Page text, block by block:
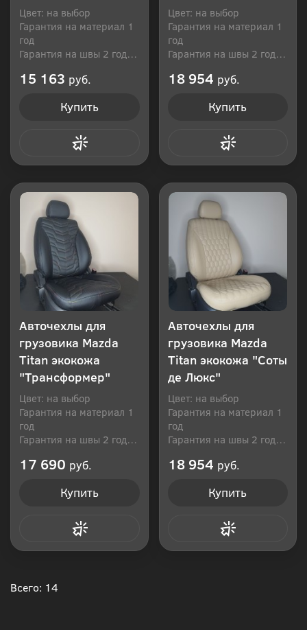
Цвет: на выбор
Гарантия на материал 1
год
Гарантия на швы 2 года
15 163 руб.
Купить
Цвет: на выбор
Гарантия на материал 1
год
Гарантия на швы 2 года
18 954 руб.
Купить
Авточехлы для
грузовика Mazda
Titan экокожа
"Трансформер"
Цвет: на выбор
Гарантия на материал 1
год
Гарантия на швы 2 года
17 690 руб.
Купить
Авточехлы для
грузовика Mazda
Titan экокожа "Соты
де Люкс"
Цвет: на выбор
Гарантия на материал 1
год
Гарантия на швы 2 года
18 954 руб.
Купить
Всего: 14